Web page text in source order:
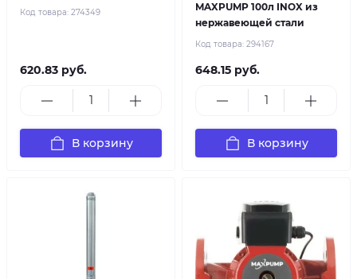
Код товара: 274349
620.83 руб.
В корзину
MAXPUMP 100л INOX из
нержавеющей стали
Код товара: 294167
648.15 руб.
В корзину